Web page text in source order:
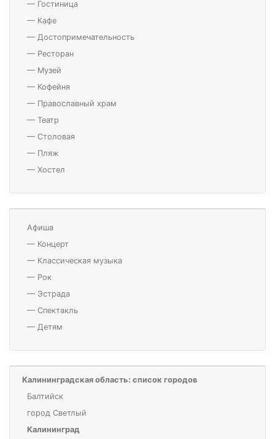
— Гостиница
— Кафе
— Достопримечательность
— Ресторан
— Музей
— Кофейня
— Православный храм
— Театр
— Столовая
— Пляж
— Хостел
Афиша
— Концерт
— Классическая музыка
— Рок
— Эстрада
— Спектакль
— Детям
Калининградская область: список городов
Балтийск
город Светлый
Калининград